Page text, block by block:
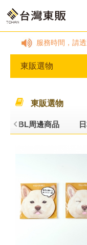
非服務時間，請透過
東販選物
東販選物
BL周邊商品